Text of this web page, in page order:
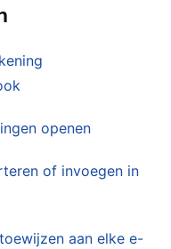
openen
of invoegen in
aan elke e-